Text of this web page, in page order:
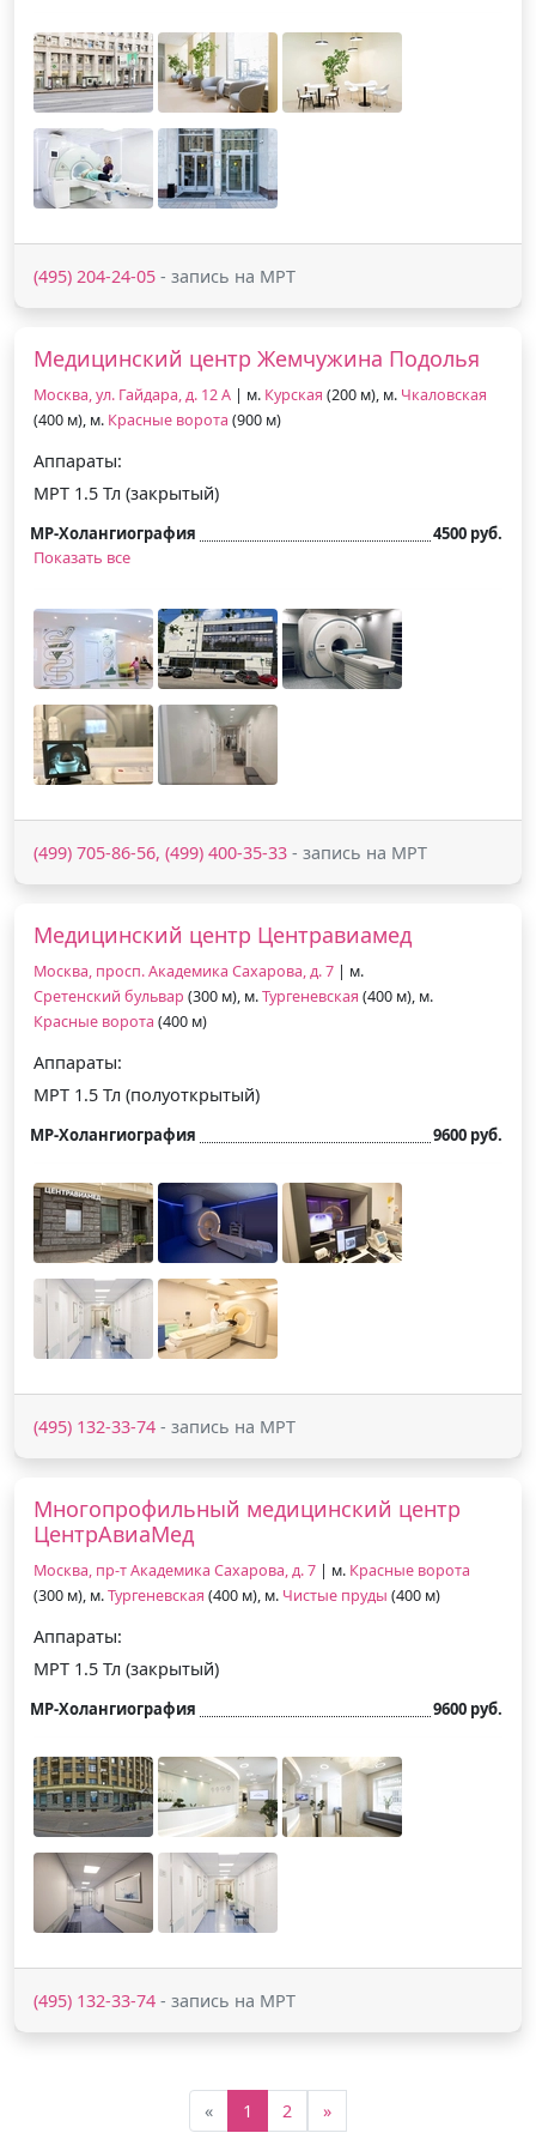
(495) 204-24-05 - запись на МРТ
Медицинский центр Жемчужина Подолья
Москва, ул. Гайдара, д. 12 А | м. Курская (200 м), м. Чкаловская
(400 м), м. Красные ворота (900 м)
Аппараты:
МРТ 1.5 Тл (закрытый)
МР-Холангиография
4500 руб.
Показать все
(499) 705-86-56, (499) 400-35-33 - запись на МРТ
Медицинский центр Центравиамед
Москва, просп. Академика Сахарова, д. 7 | м.
Сретенский бульвар (300 м), м.Тургеневская (400 м), м.
Красные ворота (400 м)
Аппараты:
МРТ 1.5 Тл (полуоткрытый)
МР-Холангиография 9600 руб.
(495) 132-33-74 - запись на МРТ
Многопрофильный медицинский центр
ЦентрАвиаМед
Москва, пр-т Академика Сахарова, д. 7 | м. Красные ворота
(300 м), м.Тургеневская (400 м), м. Чистые пруды (400 м)
Аппараты:
МРТ 1.5 Тл (закрытый)
МР-Холангиография 9600 руб.
(495) 132-33-74 - запись на МРТ
« 1 2 »